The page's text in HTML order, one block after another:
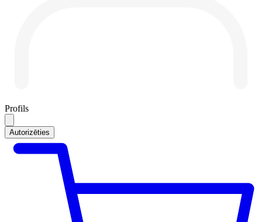
Profils
Autorizēties